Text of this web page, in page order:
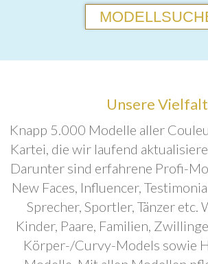
Unsere Vielfalt
Knapp 5.000 Modelle aller
Kartei, die wir laufend
Darunter sind erfahrene Profi-
New Faces, Influencer,
Sprecher, Sportler, Tänzer
Kinder, Paare, Familien,
Körper-/Curvy-Models sowie